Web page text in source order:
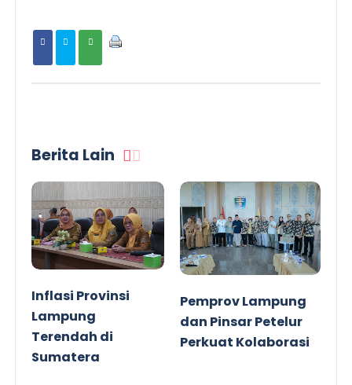
Berita Lain
Inflasi Provinsi
Lampung
Terendah di
Sumatera
Pemprov Lampung
dan Pinsar Petelur
Perkuat Kolaborasi